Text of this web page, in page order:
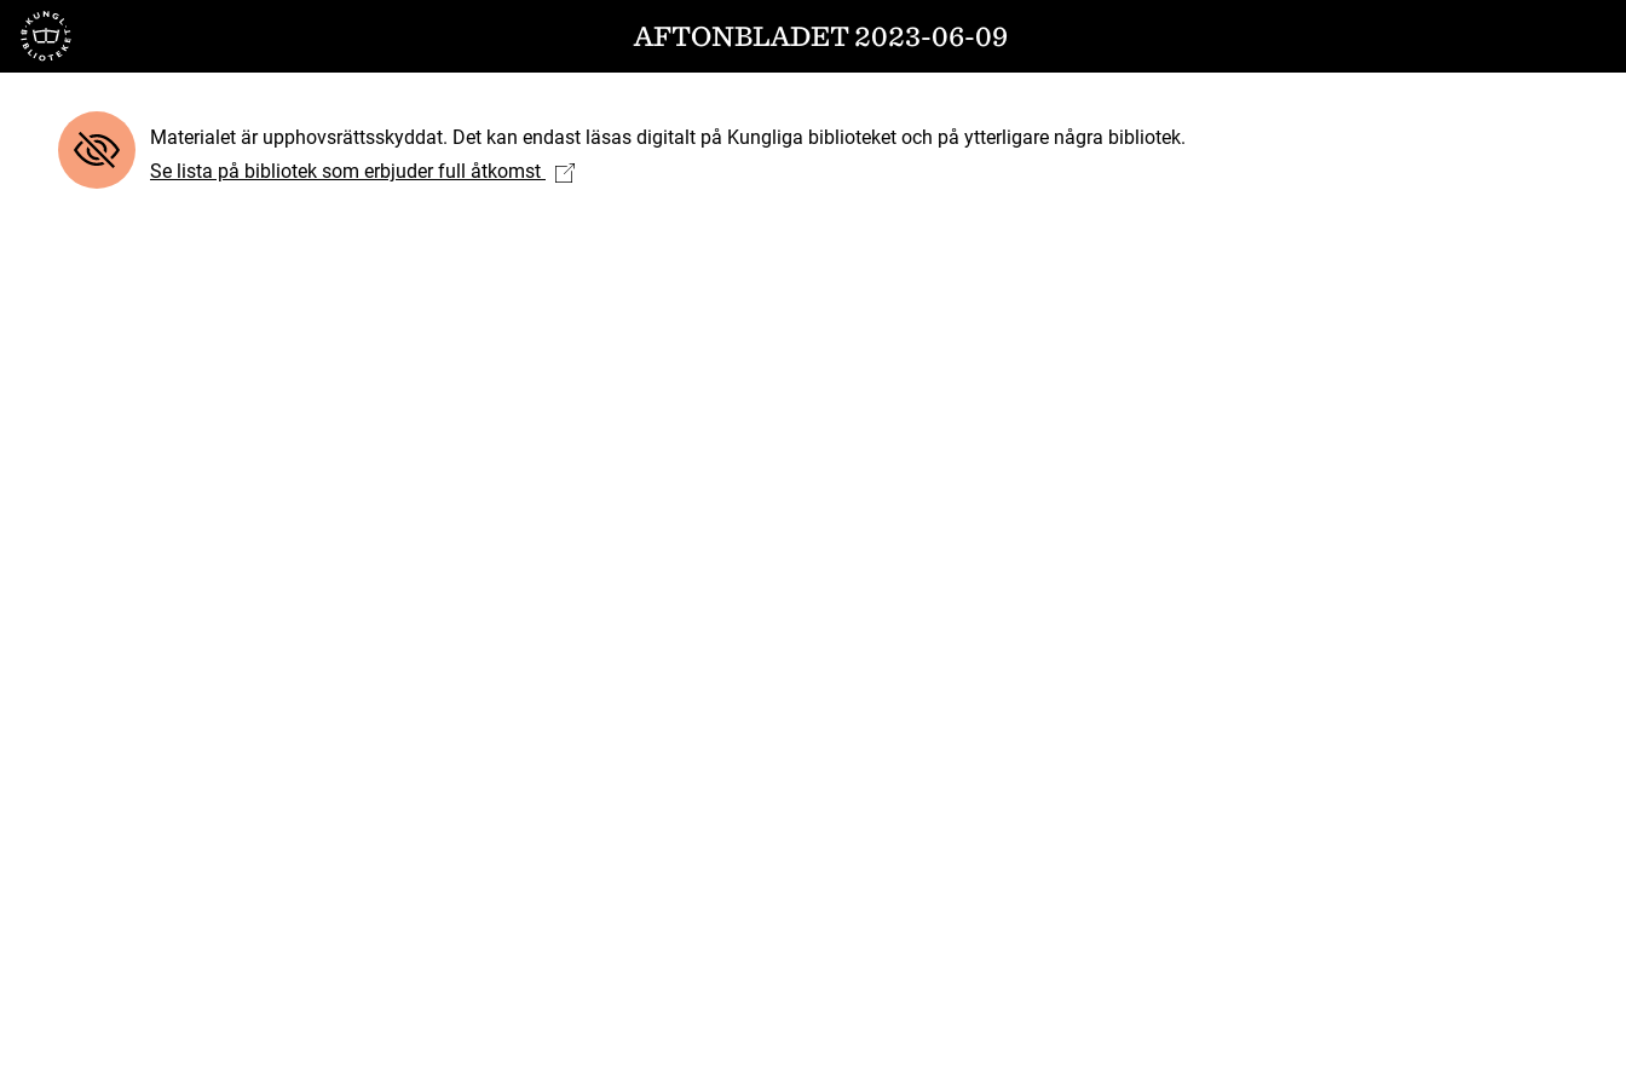
Till startsidan AFTONBLADET 2023-06-09
Materialet är upphovsrättsskyddat. Det kan endast läsas digitalt på Kungliga biblioteket och på ytterligare några bibliotek.
Se lista på bibliotek som erbjuder full åtkomst